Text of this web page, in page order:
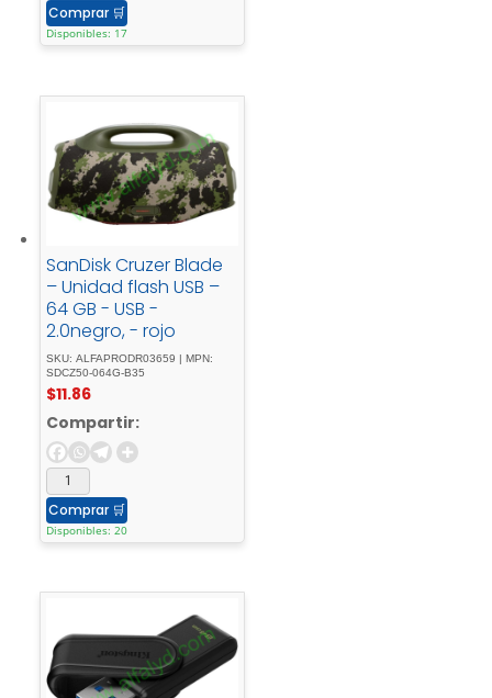
Comprar 🛒
Disponibles: 17
SanDisk Cruzer Blade
– Unidad flash USB –
64 GB - USB -
2.0negro, - rojo
SKU: ALFAPRODR03659 | MPN:
SDCZ50-064G-B35
$11.86
Compartir:
Comprar 🛒
Disponibles: 20